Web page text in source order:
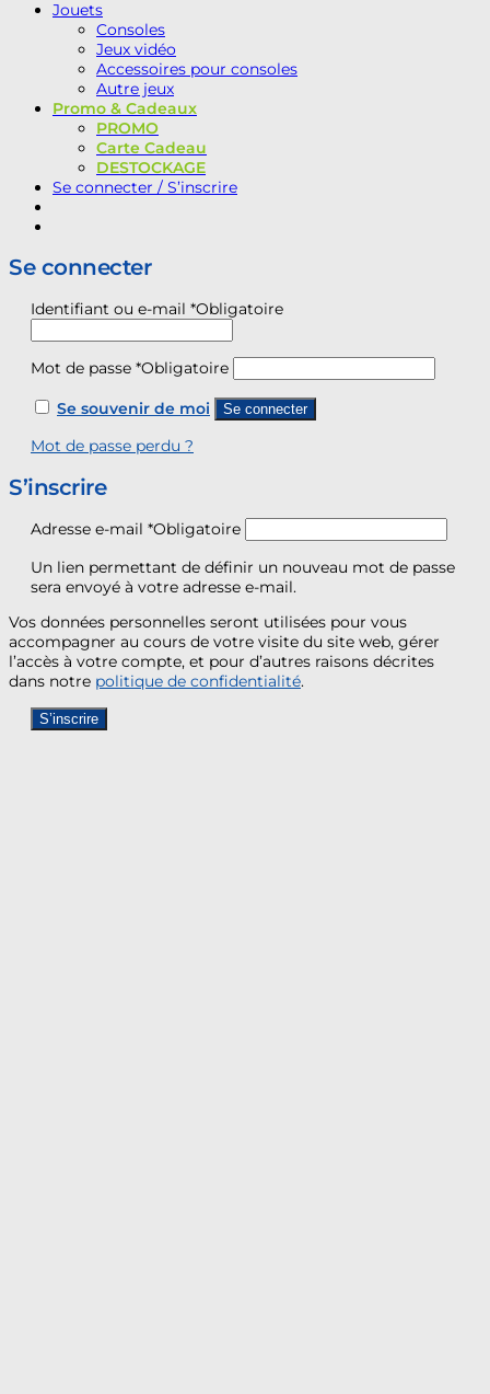
Jouets
Consoles
Jeux vidéo
Accessoires pour consoles
Autre jeux
Promo & Cadeaux
PROMO
Carte Cadeau
DESTOCKAGE
Se connecter / S’inscrire
Se connecter
Identifiant ou e-mail *Obligatoire
Mot de passe *Obligatoire
Se souvenir de moi Se connecter
Mot de passe perdu ?
S’inscrire
Adresse e-mail *Obligatoire
Un lien permettant de définir un nouveau mot de passe
sera envoyé à votre adresse e-mail.
Vos données personnelles seront utilisées pour vous
accompagner au cours de votre visite du site web, gérer
l’accès à votre compte, et pour d’autres raisons décrites
dans notre politique de confidentialité.
S’inscrire